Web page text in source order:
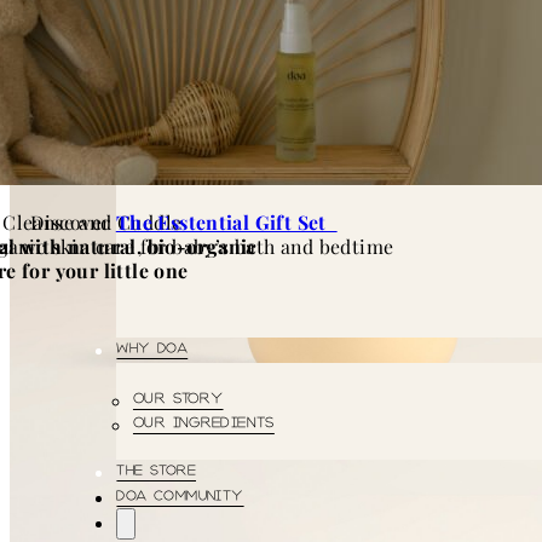
SET
MAMA
AND
BABY
TRAVEL
POUCH
and Cuddle
with natural, bio-organic
for your little one
Discover The Esstential Gift Set
skin care for baby’s bath and bedtime
WHY DOA
Our Story
Our Ingredients
THE STORE
DOA COMMUNITY